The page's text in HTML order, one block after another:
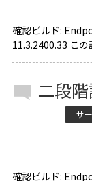
確認ビルド:
11.3.2400.33 こ
二段
サ
確認ビルド: